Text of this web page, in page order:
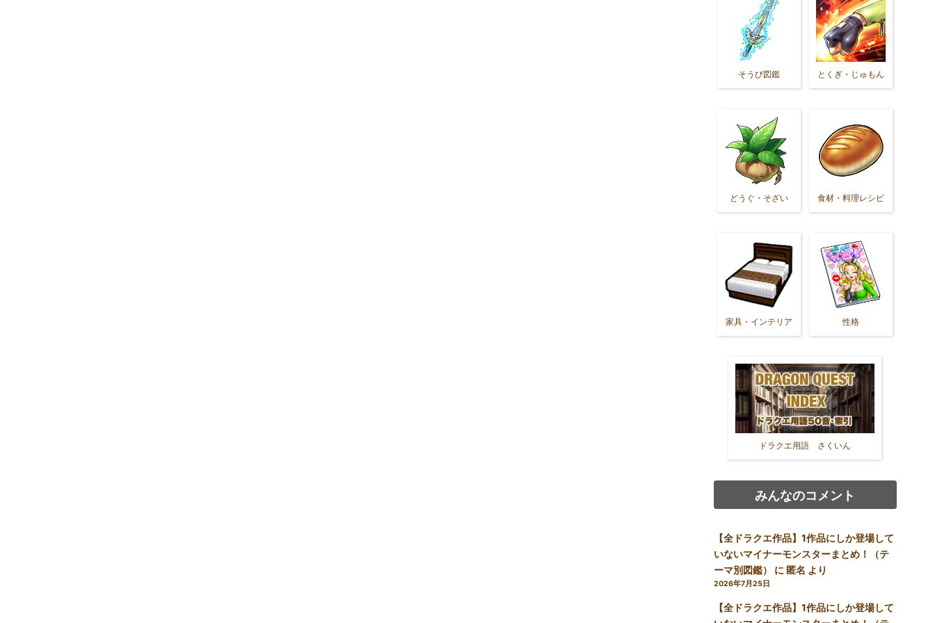
そうび図鑑 とくぎ・じゅもん
どうぐ・そざい 食材・料理レシピ
家具・インテリア 性格
ドラクエ用語 さくいん
みんなのコメント
【全ドラクエ作品】1作品にしか登場して
いないマイナーモンスターまとめ！（テ
ーマ別図鑑）
に 匿名 より
2026年7月25日
【全ドラクエ作品】1作品にしか登場して